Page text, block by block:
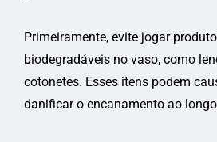
Primeiramente, evite jogar
biodegradáveis no vaso, como
cotonetes. Esses itens podem
danificar o encanamento ao